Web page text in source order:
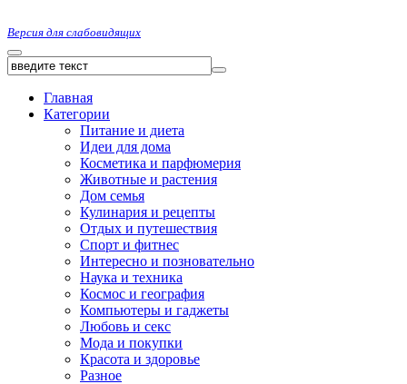
Версия для слабовидящих
Главная
Категории
Питание и диета
Идеи для дома
Косметика и парфюмерия
Животные и растения
Дом семья
Кулинария и рецепты
Отдых и путешествия
Спорт и фитнес
Интересно и позновательно
Наука и техника
Космос и география
Компьютеры и гаджеты
Любовь и секс
Мода и покупки
Красота и здоровье
Разное